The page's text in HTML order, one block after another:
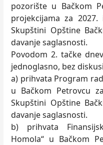
pozorište u Bačkom
projekcijama za
Skupštini Opštine
davanje saglasnosti.
Povodom 2. tačke
jednoglasno, bez
a) prihvata Program
u Bačkom Petrovcu
Skupštini Opštine
davanje saglasnosti.
b) prihvata
Homola“ u Bačkom